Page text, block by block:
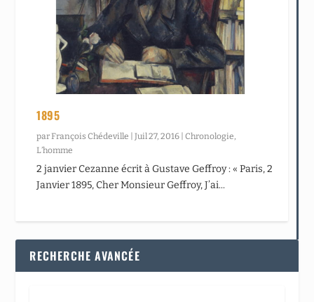
1895
par François Chédeville |Juil 27, 2016 |Chronologie
L’homme
2 janvier Cezanne écrit à Gustave Geffroy : « Paris, 2
Janvier 1895, Cher Monsieur Geffroy, J’ai...
RECHERCHE AVANCÉE